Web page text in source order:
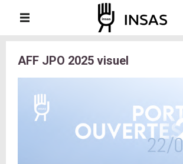
AFF JPO 2025 visuel